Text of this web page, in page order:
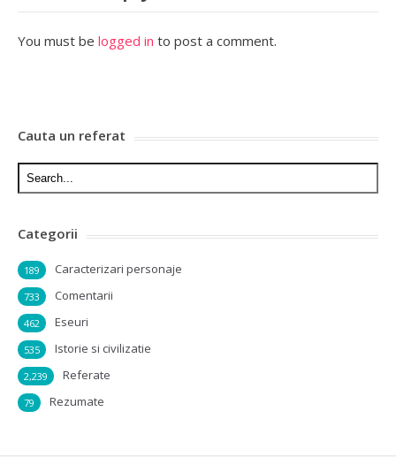
You must be logged in to post a comment.
Cauta un referat
Categorii
Caracterizari personaje
189
Comentarii
733
Eseuri
462
Istorie si civilizatie
535
Referate
2,239
Rezumate
79